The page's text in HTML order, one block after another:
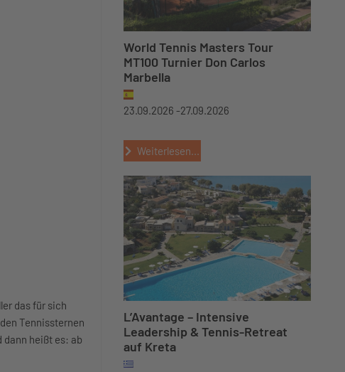
das für sich
Tennissternen
dann heißt es: ab
World Tennis Masters Tour
MT100 Turnier Don Carlos
Marbella
23.09.2026 -27.09.2026
Weiterlesen...
L’Avantage – Intensive
Leadership & Tennis-Retreat
auf Kreta